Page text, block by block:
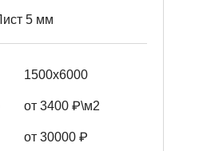
5 мм
1500х6000
от 3400 ₽\м2
от 30000 ₽